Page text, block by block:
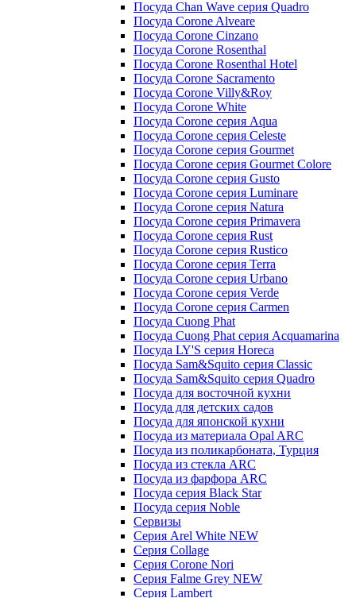
Посуда Chan Wave серия Quadro
Посуда Corone Alveare
Посуда Corone Cinzano
Посуда Corone Rosenthal
Посуда Corone Rosenthal Hotel
Посуда Corone Sacramento
Посуда Corone Villy&Roy
Посуда Corone White
Посуда Corone серия Aqua
Посуда Corone серия Celeste
Посуда Corone серия Gourmet
Посуда Corone серия Gourmet Colore
Посуда Corone серия Gusto
Посуда Corone серия Luminare
Посуда Corone серия Natura
Посуда Corone серия Primavera
Посуда Corone серия Rust
Посуда Corone серия Rustico
Посуда Corone серия Terra
Посуда Corone серия Urbano
Посуда Corone серия Verde
Посуда Corone серия Сarmen
Посуда Cuong Phat
Посуда Cuong Phat серия Acquamarina
Посуда LY'S серия Horeca
Посуда Sam&Squito серия Classic
Посуда Sam&Squito серия Quadro
Посуда для восточной кухни
Посуда для детских садов
Посуда для японской кухни
Посуда из материала Opal ARC
Посуда из поликарбоната, Турция
Посуда из стекла ARC
Посуда из фарфора ARC
Посуда серия Black Star
Посуда серия Noble
Сервизы
Серия Arel White NEW
Серия Collage
Серия Corone Nori
Серия Falme Grey NEW
Серия Lambert